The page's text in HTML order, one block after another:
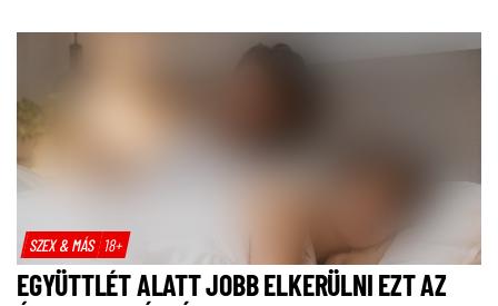
SZEX & MÁS 18+
EGYÜTTLÉT ALATT JOBB ELKERÜLNI EZT AZ